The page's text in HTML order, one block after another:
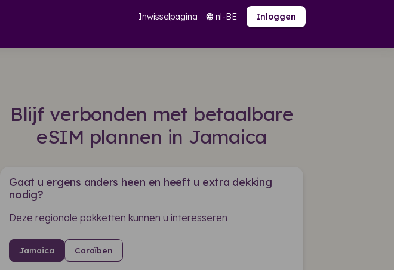
Inwisselpagina language nl-BE Inloggen
Blijf verbonden met betaalbare
eSIM plannen in Jamaica
Gaat u ergens anders heen en heeft u extra dekking
nodig?
Deze regionale pakketten kunnen u interesseren
Jamaica Caraïben